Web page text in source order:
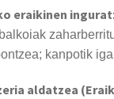
eraikinen
kanpotik
aldatzea